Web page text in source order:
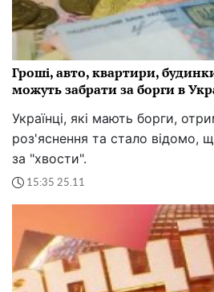
Гроші, авто, квартири,
можуть забрати за борги в
Українці, які мають борги,
роз'яснення та стало відомо,
за "хвости".
15:35 25.11